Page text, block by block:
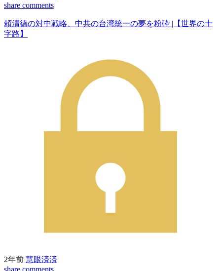
share comments
頼清德の対中戦略、中共の台湾統一の夢を粉砕 |【世界の十
字路】
2年前 慧眼済済
share comments